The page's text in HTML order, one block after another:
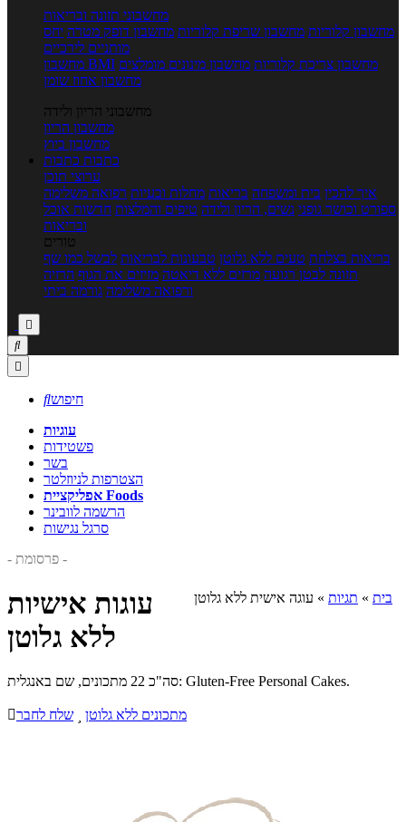
מחשבוני תזונה ובריאות
מחשבון קלוריות מחשבון שריפת קלוריות מחשבון דופק מטרה יחס
מותניים לירכיים
מחשבון BMI
מחשבון צריכת קלוריות מחשבון מינונים מומלצים
מחשבון אחוז שומן
מחשבוני הריון ולידה
מחשבון הריון
מחשבון ביוץ
כתבות כתבות
ערוצי תוכן
איך להכין בית ומשפחה בריאות מחלות ובעיות רפואה משלימה
ספורט וכושר גופני נשים, הריון ולידה טיפים והמלצות חדשות אוכל
ובריאות
טורים
בריאות בצלחת טעים ללא גלוטן טבעונות לבריאות לבשל כמו שף
תזונה לבטן רגועה מרזים ללא דיאטה מזיזים את הגוף הרזיה
ורפואה משלימה גורמה ביתי



חיפוש
עוגיות
פשטידות
בשר
הצטרפות לניוזלטר
אפליקציית Foods
הרשמה לוובינר
סרגל נגישות
- פרסומת -
בית » תגיות » עוגה אישית ללא גלוטן
עוגות אישיות
ללא גלוטן
סה"כ 22 מתכונים, שם באנגלית: Gluten-Free Personal Cakes.
שלח לחבר מתכונים ללא גלוטן